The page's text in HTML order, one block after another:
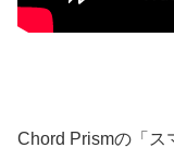
Chord Prismの「ス